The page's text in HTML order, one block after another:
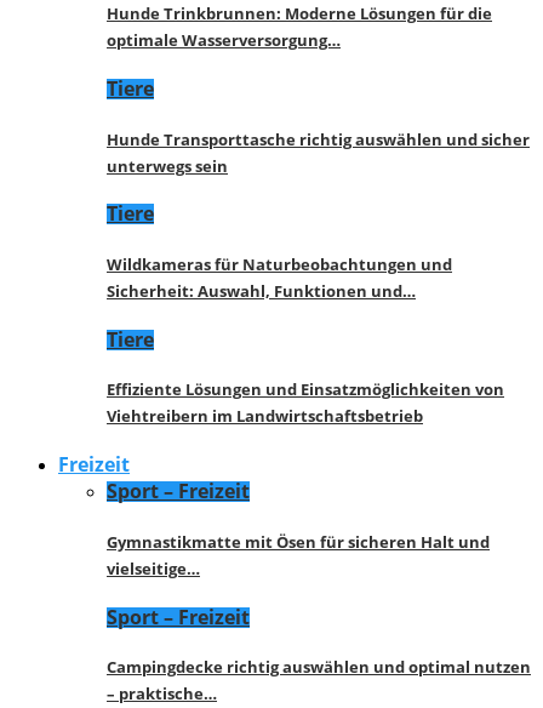
Hunde Trinkbrunnen: Moderne Lösungen für die
optimale Wasserversorgung…
Tiere
Hunde Transporttasche richtig auswählen und sicher
unterwegs sein
Tiere
Wildkameras für Naturbeobachtungen und
Sicherheit: Auswahl, Funktionen und…
Tiere
Effiziente Lösungen und Einsatzmöglichkeiten von
Viehtreibern im Landwirtschaftsbetrieb
Freizeit
Sport – Freizeit
Gymnastikmatte mit Ösen für sicheren Halt und
vielseitige…
Sport – Freizeit
Campingdecke richtig auswählen und optimal nutzen
– praktische…